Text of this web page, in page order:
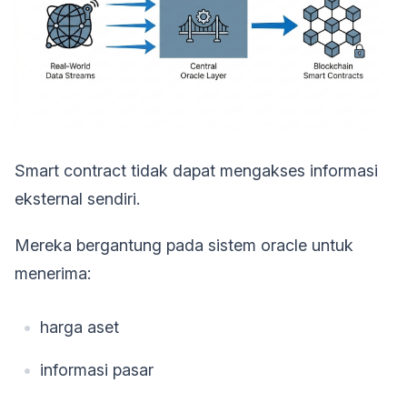
Smart contract tidak dapat mengakses informasi
eksternal sendiri.
Mereka bergantung pada sistem oracle untuk
menerima:
harga aset
informasi pasar